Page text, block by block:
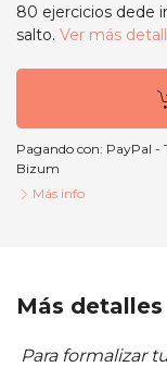
80 ejercicios dede
salto. Ver más
Pagando con: PayPal -
Bizum
Más info
Más detalles
Para formalizar